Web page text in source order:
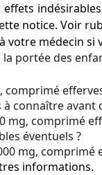
effets
notice. Voir
à votre médecin
la portée des
comprimé
à connaître
mg, comprimé
éventuels ?
mg, comprimé
informations.